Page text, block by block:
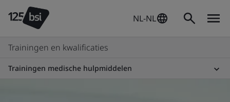
NL-NL
Trainingen en kwalificaties
Trainingen medische hulpmiddelen